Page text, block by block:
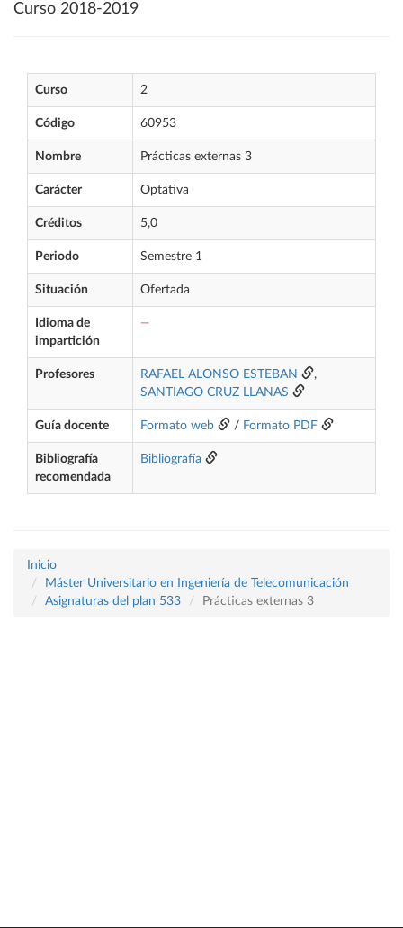
Curso 2018-2019
Curso 2
Código 60953
Nombre Prácticas externas 3
Carácter Optativa
Créditos 5,0
Periodo Semestre 1
Situación Ofertada
Idioma de
impartición
—
Profesores RAFAEL ALONSO ESTEBAN
,
SANTIAGO CRUZ LLANAS
Guía docente Formato web / Formato PDF
Bibliografía
recomendada
Bibliografía
Inicio
Máster Universitario en Ingeniería de Telecomunicación
Asignaturas del plan 533
Prácticas externas 3